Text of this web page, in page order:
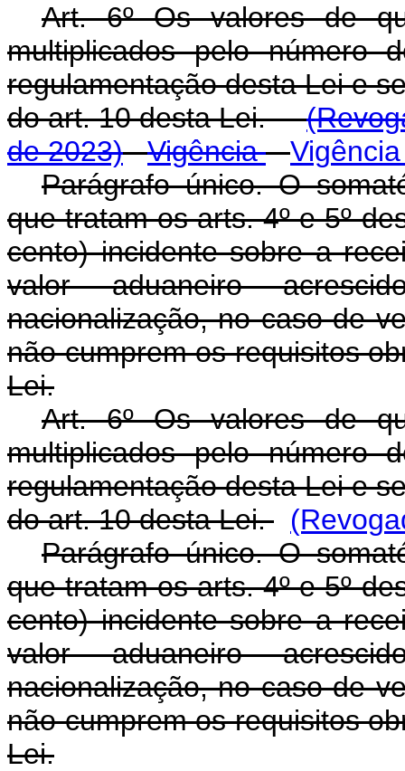
Art. 6º Os valores de
multiplicados pelo número
regulamentação desta Lei e
do art. 10 desta Lei.
de 2023)
Vigência
Parágrafo único. O
que tratam os arts. 4º e 5º
cento) incidente sobre a
valor aduaneiro
nacionalização, no caso de
não cumprem os requisitos
Lei.
Art. 6º Os valores de
multiplicados pelo número
regulamentação desta Lei e
do art. 10 desta Lei.
Parágrafo único. O
que tratam os arts. 4º e 5º
cento) incidente sobre a
valor aduaneiro
nacionalização, no caso de
não cumprem os requisitos
Lei.